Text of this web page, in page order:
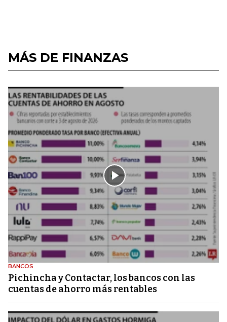
MÁS DE FINANZAS
BANCOS
Pichincha y Contactar, los bancos con las
cuentas de ahorro más rentables